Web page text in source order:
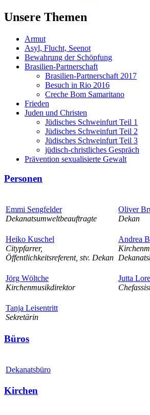
Unsere Themen
Armut
Asyl, Flucht, Seenot
Bewahrung der Schöpfung
Brasilien-Partnerschaft
Brasilien-Partnerschaft 2017
Besuch in Rio 2016
Creche Bom Samaritano
Frieden
Juden und Christen
Jüdisches Schweinfurt Teil 1
Jüdisches Schweinfurt Teil 2
Jüdisches Schweinfurt Teil 3
jüdisch-christliches Gespräch
Prävention sexualisierte Gewalt
Personen
Emmi Sengfelder
Dekanatsumweltbeauftragte
Oliver
Dekan
Heiko Kuschel
Citypfarrer,
Öffentlichkeitsreferent, stv. Dekan
Andrea
Jörg Wöltche
Kirchenmusikdirektor
Jutta
Tanja Leisentritt
Sekretärin
Büros
Dekanatsbüro
Kirchen